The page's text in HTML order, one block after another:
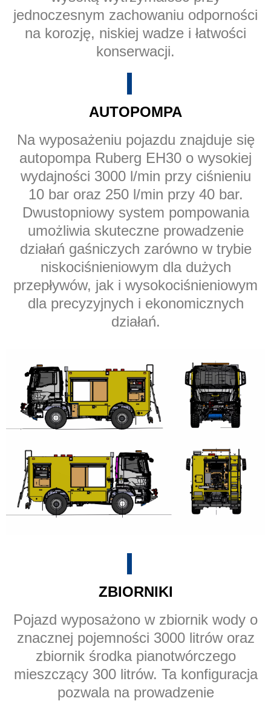
jednoczesnym zachowaniu odporności
na korozję, niskiej wadze i łatwości
konserwacji.
AUTOPOMPA
Na wyposażeniu pojazdu znajduje się
autopompa Ruberg EH30 o wysokiej
wydajności 3000 l/min przy ciśnieniu
10 bar oraz 250 l/min przy 40 bar.
Dwustopniowy system pompowania
umożliwia skuteczne prowadzenie
działań gaśniczych zarówno w trybie
niskociśnieniowym dla dużych
przepływów, jak i wysokociśnieniowym
dla precyzyjnych i ekonomicznych
działań.
ZBIORNIKI
Pojazd wyposażono w zbiornik wody o
znacznej pojemności 3000 litrów oraz
zbiornik środka pianotwórczego
mieszczący 300 litrów. Ta konfiguracja
pozwala na prowadzenie